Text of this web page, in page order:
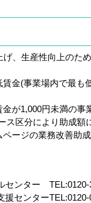
、生産性向上のた
金(事業場内で最も
が1,000円未満の事
ス区分により助成額
ージの業務改善助成
センター TEL:0120-
センターTEL:0120-